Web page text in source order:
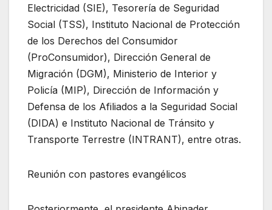
Electricidad (SIE), Tesorería de Seguridad
Social (TSS), Instituto Nacional de Protección
de los Derechos del Consumidor
(ProConsumidor), Dirección General de
Migración (DGM), Ministerio de Interior y
Policía (MIP), Dirección de Información y
Defensa de los Afiliados a la Seguridad Social
(DIDA) e Instituto Nacional de Tránsito y
Transporte Terrestre (INTRANT), entre otras.
Reunión con pastores evangélicos